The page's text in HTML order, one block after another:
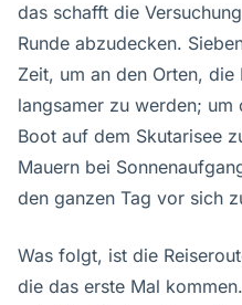
das schafft die
Runde abzudecken.
Zeit, um an den Orten,
langsamer zu werden;
Boot auf dem Skutarisee
Mauern bei
den ganzen Tag vor sich
Was folgt, ist die
die das erste Mal